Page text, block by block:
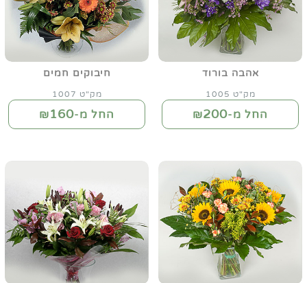
אהבה בורוד
מק"ט 1005
החל מ-₪200
חיבוקים חמים
מק"ט 1007
החל מ-₪160